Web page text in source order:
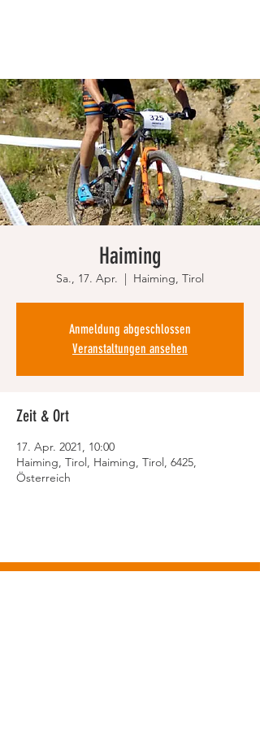
Haiming
Sa., 17. Apr.
  |
Haiming, Tirol
Anmeldung abgeschlossen
Veranstaltungen ansehen
Zeit & Ort
17. Apr. 2021, 10:00
Haiming, Tirol, Haiming, Tirol, 6425,
Österreich